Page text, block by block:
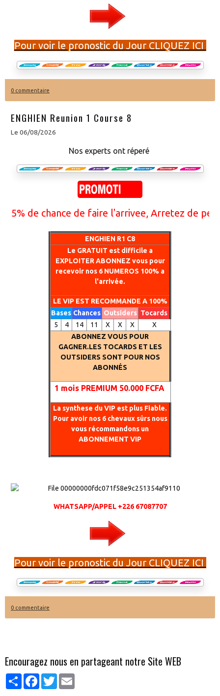
Pour voir le pronostic du Jour CLIQUEZ ICI
0 commentaire
ENGHIEN Reunion 1 Course 8
Le 06/08/2026
Nos experts ont réperé
de chance de faire l'arrivee, Arretez de
ENGHIEN R1 C8
Le GRATUIT est difficile a
EXPLOITER ABONNEZ vous pour
recevoir nos 6 NUMEROS 100% a
l'arrivée.
LE VIP EST RECOMMANDE A 100%
Bases Chances Outsiders Tocards
5
4 14 11 X X X
X
ABONNEZ VOUS POUR
GAGNER.LES TOCARDS ET LES
OUTSIDERS SONT POUR NOS
ABONNÉS
1 mois PREMIUM 50.000 FCFA
La synthese du VIP est plus Fiable.
Pour avoir nos 6 chevaux sûrs nous
vous récommandons un
ABONNEMENT VIP
WHATSAPP/APPEL +226 67087707
Pour voir le pronostic du Jour CLIQUEZ ICI
0 commentaire
Encouragez nous en partageant notre Site WEB
PartagerFacebook
Twitter